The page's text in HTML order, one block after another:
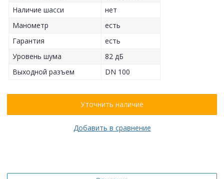
Наличие шасси
нет
Манометр
есть
Гарантия
есть
Уровень шума
82 дБ
Выходной разъем
DN 100
Уточнить наличие
Добавить в сравнение